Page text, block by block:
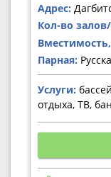
Адрес:
Кол-во
Парная:
Услуги:
отдыха, ТВ,